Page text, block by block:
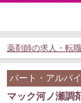
薬剤師の求人・転
パート・アルバ
マック河ノ瀬調